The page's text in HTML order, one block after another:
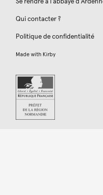
Se rendre à l'abbaye
Qui contacter ?
Politique de confidentialité
Made with Kirby